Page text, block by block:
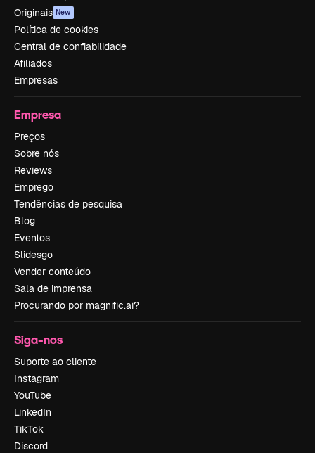
Originais New
Política de cookies
Central de confiabilidade
Afiliados
Empresas
Empresa
Preços
Sobre nós
Reviews
Emprego
Tendências de pesquisa
Blog
Eventos
Slidesgo
Vender conteúdo
Sala de imprensa
Procurando por magnific.ai?
Siga-nos
Suporte ao cliente
Instagram
YouTube
LinkedIn
TikTok
Discord